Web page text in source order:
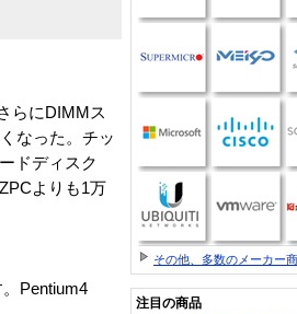
らにDIMMス
なった。チッ
ドディスク
よりも1万
Pentium4
その他、多数のメーカー
注目の商品